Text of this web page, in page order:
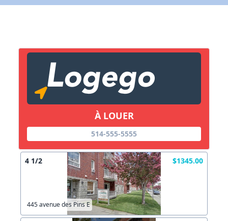
À LOUER
514-555-5555
4 1/2 $1345.00
445 avenue des Pins E
Copier lien
X Fermer Envoyez